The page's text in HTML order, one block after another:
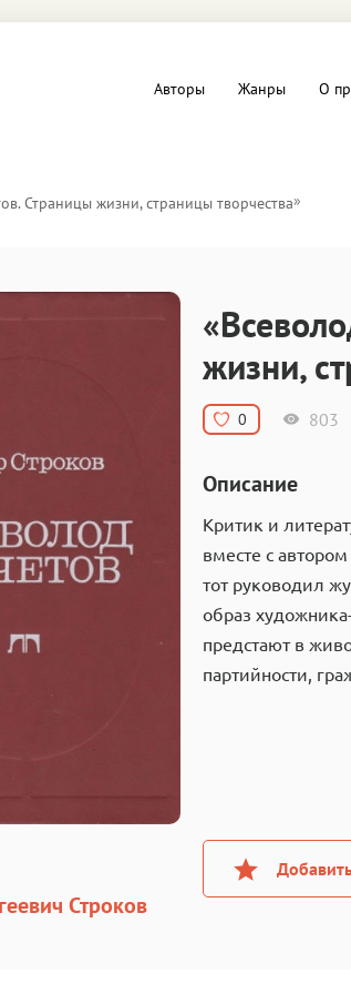
Драматургия
Компьютеры и Интернет
Авторы Жанры О
Страницы жизни, страницы творчества»
Строков
жизни,
0 803
Описание
Критик и
вместе с
тот руководил
образ
предстают в
партийности,